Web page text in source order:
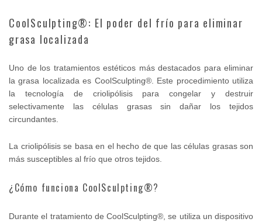
CoolSculpting®: El poder del frío para eliminar
grasa localizada
Uno de los tratamientos estéticos más destacados para eliminar
la grasa localizada es CoolSculpting®. Este procedimiento utiliza
la tecnología de criolipólisis para congelar y destruir
selectivamente las células grasas sin dañar los tejidos
circundantes.
La criolipólisis se basa en el hecho de que las células grasas son
más susceptibles al frío que otros tejidos.
¿Cómo funciona CoolSculpting®?
Durante el tratamiento de CoolSculpting®, se utiliza un dispositivo